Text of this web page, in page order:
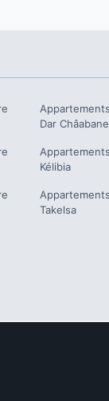
Dar
Kélibia
Takelsa